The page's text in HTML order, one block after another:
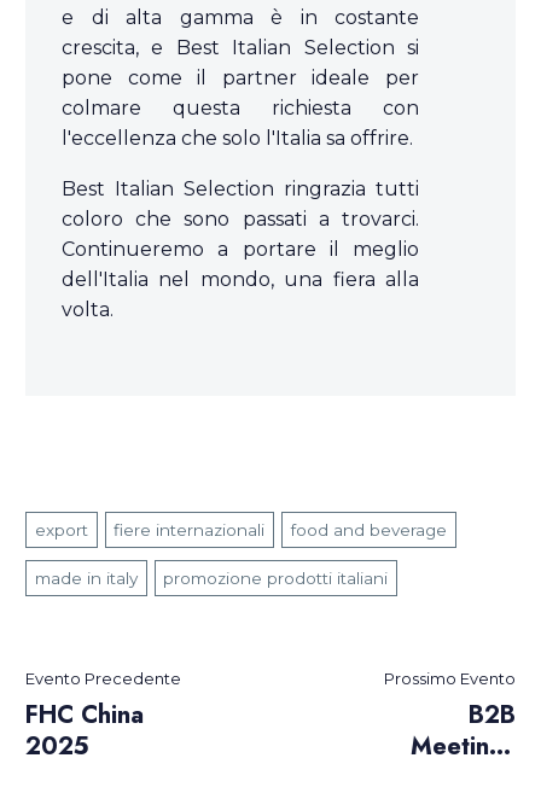
e di alta gamma è in costante
crescita, e Best Italian Selection si
pone come il partner ideale per
colmare questa richiesta con
l'eccellenza che solo l'Italia sa offrire.
Best Italian Selection ringrazia tutti
coloro che sono passati a trovarci.
Continueremo a portare il meglio
dell'Italia nel mondo, una fiera alla
volta.
export fiere internazionali food and beverage
made in italy promozione prodotti italiani
Evento Precedente
FHC China
2025
Prossimo Evento
B2B
Meetings